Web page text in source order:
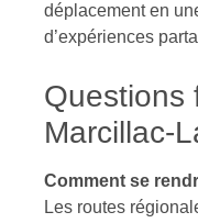
déplacement en
d’expériences
Questions
Marcillac-
Comment se
Les routes